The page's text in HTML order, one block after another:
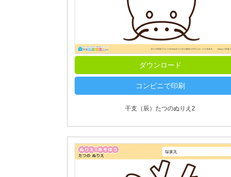
ダウンロード
コンビニで印刷
干支（辰）たつのぬりえ2